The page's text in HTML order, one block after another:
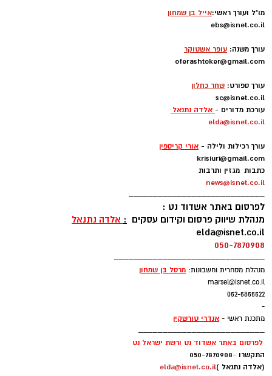
מו"ל ועורך ראשי:אייל בן שמחון
ebs@isnet.co.il
עורך משנה: עופר אשטוקר
oferashtoker@gmail.com
עורך ספורט: שחר כחלון
sc@isnet.co.il
עורכת מדורים - אלדה נתנאל
elda@isnet.co.il
עורך רכילות ולילה - אורי קריספין
krisiuri@gmail.com
כתבות מגזין ותרבות
news@isnet.co.il
____________________________
לפרסום באתר אשדוד נט :
מנהלת שיווק פרסום וקידום עסקים : אלדה נתנאל
elda@isnet.co.il
050-7870908
_______________________________
מנהלת מסחרית וחשבונות: מרסל בן שמחון
marsel@isnet.co.il
052-5855522
-
מתכנת ראשי - אנדרי טורשקין
__________________________
לפרסום באתר אשדוד נט ורשת ישראל נט
התקשרו -
050-7870908
(אלדה נתנאל )elda@isnet.co.il